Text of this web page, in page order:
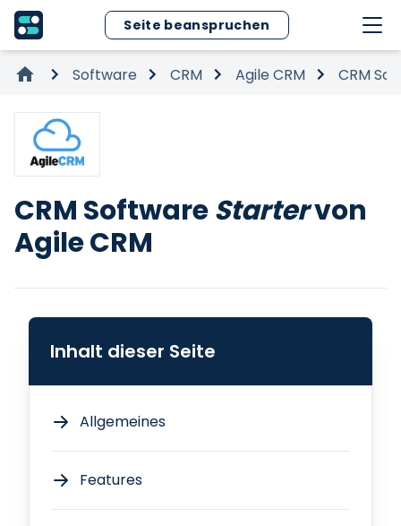
Seite beanspruchen
Software CRM Agile CRM CRM
CRM SoftwareStartervon
Agile CRM
Inhalt dieser Seite
Allgemeines
Features